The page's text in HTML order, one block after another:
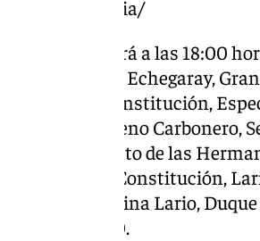
extraordinaria/
saldrá a las 18:00
San Agustín, Echegaray,
plaza de la Constitución,
de Camas, Moreno Carbonero,
ante el convento de las
plaza de la Constitución,
Obispo, Molina Lario,
a las 01:00.